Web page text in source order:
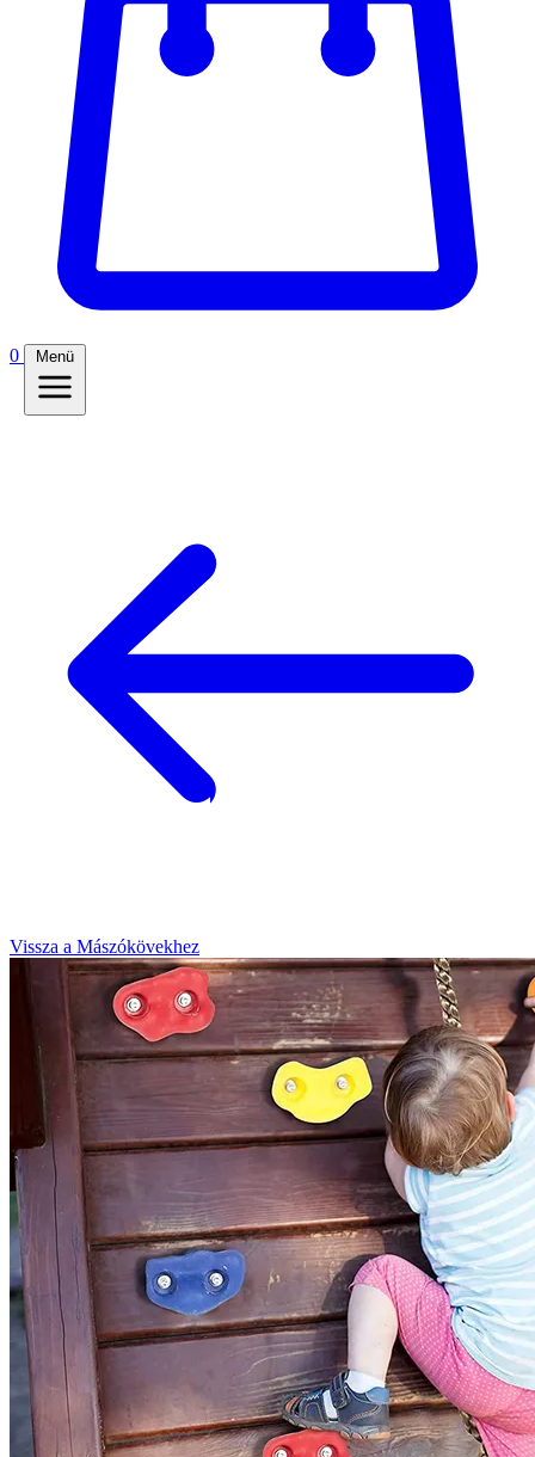
0 Menü
Vissza a Mászókövekhez